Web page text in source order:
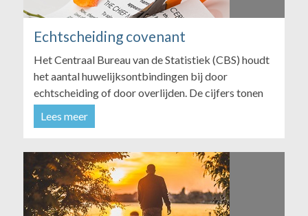
Echtscheiding covenant
Het Centraal Bureau van de Statistiek (CBS) houdt
het aantal huwelijksontbindingen bij door
echtscheiding of door overlijden. De cijfers tonen
een beeld van 1950 tot het jaar 2012. In 2012
waren er ruim 33.000 echtscheidingen; dat is
Lees meer